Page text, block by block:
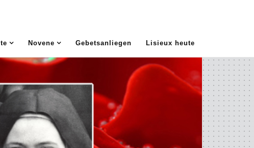
Novene Gebetsanliegen Lisieux heute